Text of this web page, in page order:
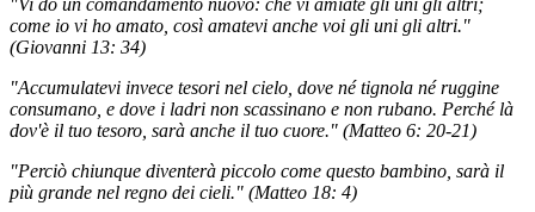
"Vi do un comandamento nuovo: che vi amiate gli uni gli altri;
come io vi ho amato, così amatevi anche voi gli uni gli altri."
(Giovanni 13: 34)
"Accumulatevi invece tesori nel cielo, dove né tignola né ruggine
consumano, e dove i ladri non scassinano e non rubano. Perché là
dov'è il tuo tesoro, sarà anche il tuo cuore." (Matteo 6: 20-21)
"Perciò chiunque diventerà piccolo come questo bambino, sarà il
più grande nel regno dei cieli." (Matteo 18: 4)